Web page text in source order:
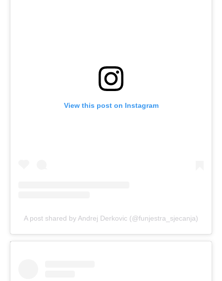
View this post on Instagram
A post shared by Andrej Derkovic (@funjestra_sjecanja)